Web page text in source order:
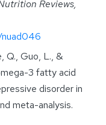
Reviews,
Q., Guo, L., &
3 fatty acid
disorder in
meta-analysis.